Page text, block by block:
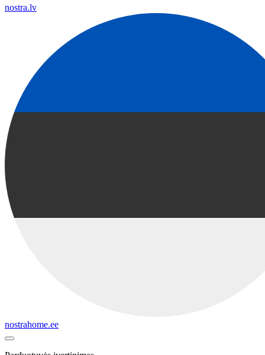
nostra.lv
nostrahome.ee